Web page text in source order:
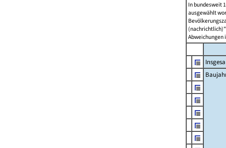
In bundesweit
ausgewählt
Abweichungen